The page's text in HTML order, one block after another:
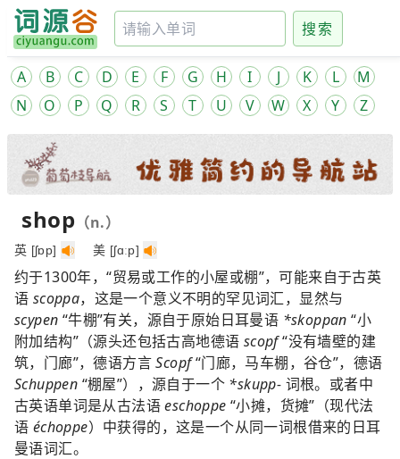
搜索
A B C D E F G H I J K L
M
N
O P Q R S T U V W X Y Z
shop （n.）
英 [ʃɒp] 美 [ʃɑːp]
约于1300年，“贸易或工作的小屋或棚”，可能来自于古英
语 scoppa，这是一个意义不明的罕见词汇，显然与
scypen “牛棚”有关，源自于原始日耳曼语 *skoppan “小
附加结构”（源头还包括古高地德语 scopf“没有墙壁的建
筑，门廊”，德语方言Scopf“门廊，马车棚，谷仓”，德语
Schuppen “棚屋”），源自于一个 *skupp- 词根。或者中
古英语单词是从古法语eschoppe “小摊，货摊”（现代法
语 échoppe）中获得的，这是一个从同一词根借来的日耳
曼语词汇。